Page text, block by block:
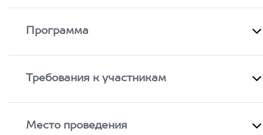
Программа
Требования к участникам
Место проведения